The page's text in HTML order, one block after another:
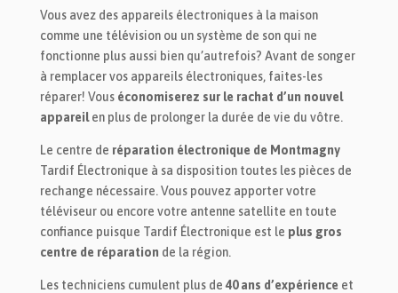
Vous avez des appareils électroniques à la maison
comme une télévision ou un système de son qui ne
fonctionne plus aussi bien qu’autrefois? Avant de songer
à remplacer vos appareils électroniques, faites-les
réparer! Vous économiserez sur le rachat d’un nouvel
appareilen plus de prolonger la durée de vie du vôtre.
Le centre de réparation électronique de Montmagny
Tardif Électronique à sa disposition toutes les pièces de
rechange nécessaire. Vous pouvez apporter votre
téléviseur ou encore votre antenne satellite en toute
confiance puisque Tardif Électronique est le plus gros
centre de réparation de la région.
Les techniciens cumulent plus de40 ans d’expérience et